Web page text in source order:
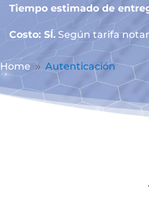
Tiempo estimado de
Costo: SÍ.Según tarifa
Home 9 Autenticación